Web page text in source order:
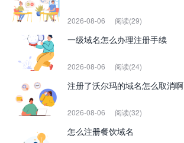
2026-08-06 阅读(29)
一级域名怎么办理注册手续
2026-08-06 阅读(24)
注册了沃尔玛的域名怎么取消啊
2026-08-06 阅读(32)
怎么注册餐饮域名